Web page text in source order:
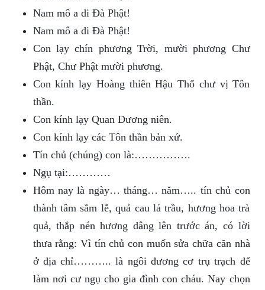
Nam mô a di Đà Phật!
Nam mô a di Đà Phật!
Con lạy chín phương Trời, mười phương Chư
Phật, Chư Phật mười phương.
Con kính lạy Hoàng thiên Hậu Thổ chư vị Tôn
thần.
Con kính lạy Quan Đương niên.
Con kính lạy các Tôn thần bản xứ.
Tín chủ (chúng) con là:…………….
Ngụ tại:…………
Hôm nay là ngày… tháng… năm….. tín chủ con
thành tâm sắm lễ, quả cau lá trầu, hương hoa trà
quả, thắp nén hương dâng lên trước án, có lời
thưa rằng: Vì tín chủ con muốn sửa chữa căn nhà
ở địa chỉ……….. là ngôi đương cơ trụ trạch để
làm nơi cư ngụ cho gia đình con cháu. Nay chọn